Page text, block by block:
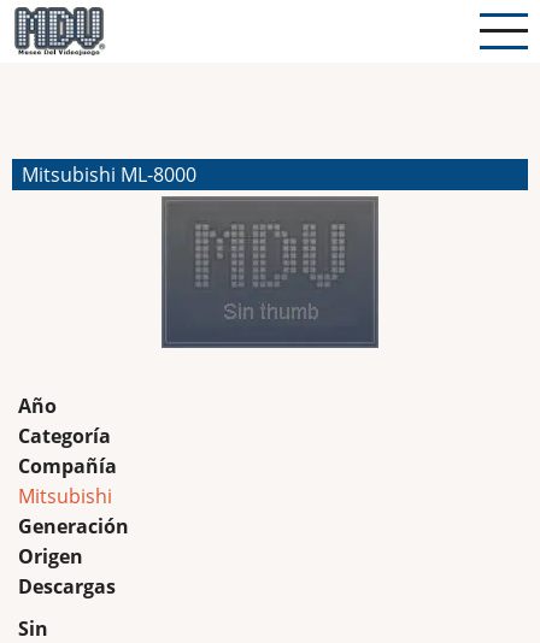
Pasar
al
Mitsubishi ML-8000
Año
Categoría
Compañía
Mitsubishi
Generación
Origen
Descargas
Sin